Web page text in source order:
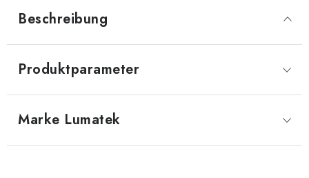
Beschreibung
Produktparameter
Marke Lumatek